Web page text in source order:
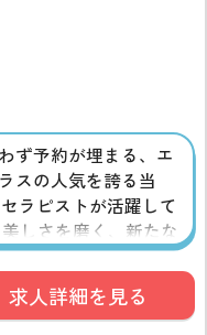
ず予約が埋まる、エ
スの人気を誇る当
ラピストが活躍して
しさを磨く、新たな
出しませんか？ あな
ちしております。
求人詳細を見る